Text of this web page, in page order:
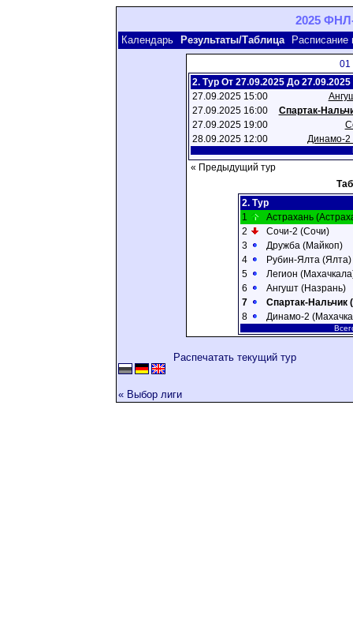
2025
Календарь Результаты/Таблица Расписание
01
2. Тур От 27.09.2025 До 27.09.2025
27.09.2025 15:00
27.09.2025 16:00
Спартак-
27.09.2025 19:00
28.09.2025 12:00
Динамо-2
« Предыдущий тур
2. Тур
1
Астрахань
2
Сочи-2 (Сочи)
3
Дружба (Майкоп)
4
Рубин-Ялта (Ялта)
5
Легион
6
Ангушт (Назрань)
7
Спартак-Нальчик
8
Динамо-2
Распечатать текущий тур
« Выбор лиги